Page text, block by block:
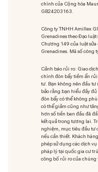
chính của Cộng hòa
GB24203163.
Công ty TNHH Amillex
Grenadines theo Đạo
Chương 149 của luật
Grenadines. Mã số công
Cảnh báo rủi ro: Giao
chính đòn bẩy tiềm ẩn rủi
tư. Bạn không nên đầu tư
bảo rằng bạn hiểu đầy
đòn bẩy có thể không
có thể giảm cũng như
hơn số tiền ban đầu đã
kết quả trong tương lai.
nghiệm, mục tiêu đầu tư
nếu cần thiết. Khách
phép sử dụng các dịch
pháp lý tại quốc gia cư
công bố rủi ro của chúng